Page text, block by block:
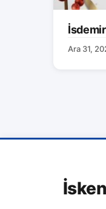
Ara 31,